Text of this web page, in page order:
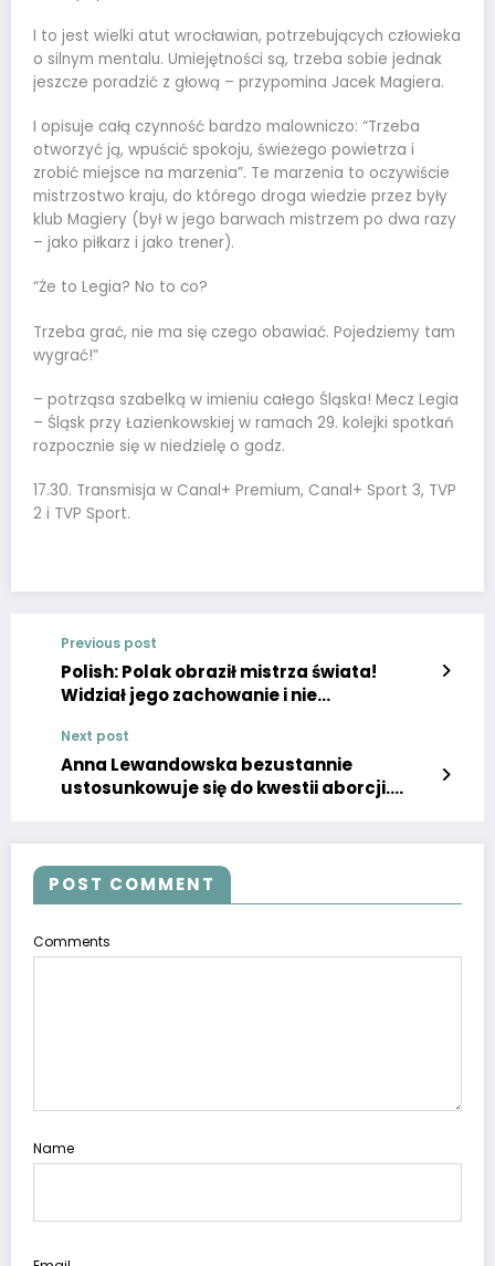
I to jest wielki atut wrocławian, potrzebujących człowieka
o silnym mentalu. Umiejętności są, trzeba sobie jednak
jeszcze poradzić z głową – przypomina Jacek Magiera.
I opisuje całą czynność bardzo malowniczo: “Trzeba
otworzyć ją, wpuścić spokoju, świeżego powietrza i
zrobić miejsce na marzenia”. Te marzenia to oczywiście
mistrzostwo kraju, do którego droga wiedzie przez były
klub Magiery (był w jego barwach mistrzem po dwa razy
– jako piłkarz i jako trener).
“Że to Legia? No to co?
Trzeba grać, nie ma się czego obawiać. Pojedziemy tam
wygrać!”
– potrząsa szabelką w imieniu całego Śląska! Mecz Legia
– Śląsk przy Łazienkowskiej w ramach 29. kolejki spotkań
rozpocznie się w niedzielę o godz.
17.30. Transmisja w Canal+ Premium, Canal+ Sport 3, TVP
2 i TVP Sport.
Previous post
Polish: Polak obraził mistrza świata!
Widział jego zachowanie i nie
Next post
Anna Lewandowska bezustannie
ustosunkowuje się do kwestii aborcji.
POST COMMENT
Comments
Name